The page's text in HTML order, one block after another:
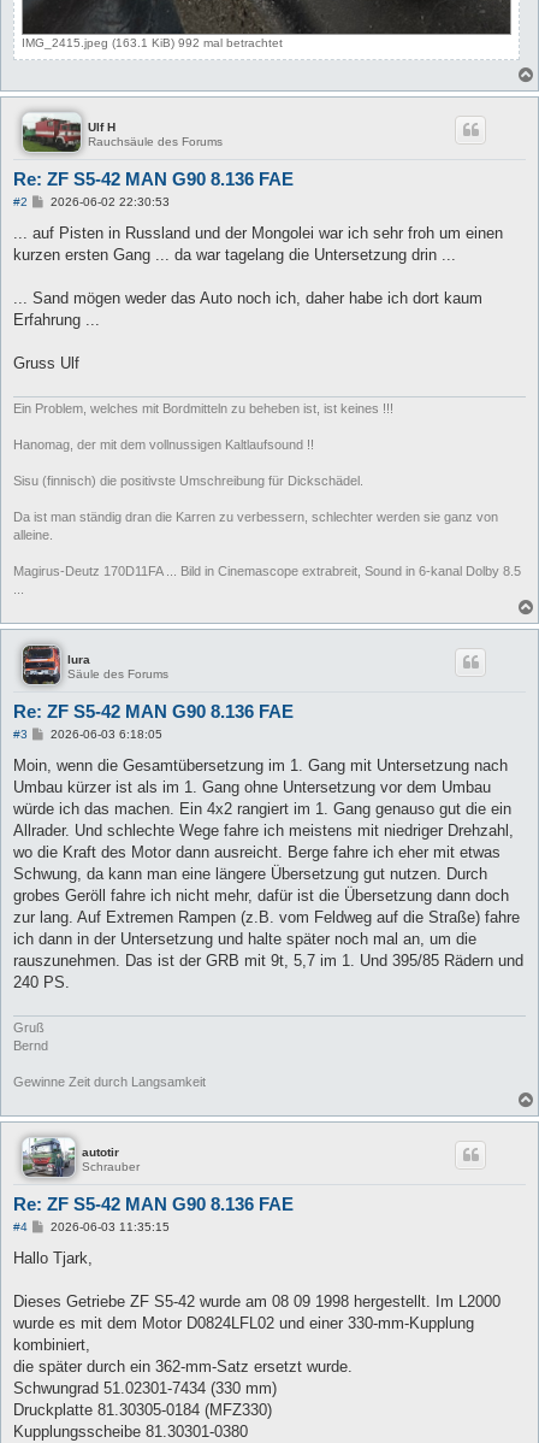
IMG_2415.jpeg (163.1 KiB) 992 mal betrachtet
Ulf H
Rauchsäule des Forums
Re: ZF S5-42 MAN G90 8.136 FAE
#2
B
i
r
2026-06-02 22:30:53
... auf Pisten in Russland und der Mongolei war ich sehr froh um einen
kurzen ersten Gang ... da war tagelang die Untersetzung drin ...
... Sand mögen weder das Auto noch ich, daher habe ich dort kaum
Erfahrung ...
Gruss Ulf
Ein Problem, welches mit Bordmitteln zu beheben ist, ist keines !!!
Hanomag, der mit dem vollnussigen Kaltlaufsound !!
Sisu (finnisch) die positivste Umschreibung für Dickschädel.
Da ist man ständig dran die Karren zu verbessern, schlechter werden sie ganz von
alleine.
Magirus-Deutz 170D11FA ... Bild in Cinemascope extrabreit, Sound in 6-kanal Dolby 8.5
lura
Säule des Forums
Re: ZF S5-42 MAN G90 8.136 FAE
#3
B
i
t
r
a
2026-06-03 6:18:05
Moin, wenn die Gesamtübersetzung im 1. Gang mit Untersetzung nach
Umbau kürzer ist als im 1. Gang ohne Untersetzung vor dem Umbau
würde ich das machen. Ein 4x2 rangiert im 1. Gang genauso gut die ein
Allrader. Und schlechte Wege fahre ich meistens mit niedriger Drehzahl,
wo die Kraft des Motor dann ausreicht. Berge fahre ich eher mit etwas
Schwung, da kann man eine längere Übersetzung gut nutzen. Durch
grobes Geröll fahre ich nicht mehr, dafür ist die Übersetzung dann doch
zur lang. Auf Extremen Rampen (z.B. vom Feldweg auf die Straße) fahre
ich dann in der Untersetzung und halte später noch mal an, um die
rauszunehmen. Das ist der GRB mit 9t, 5,7 im 1. Und 395/85 Rädern und
240 PS.
Gruß
Bernd
Gewinne Zeit durch Langsamkeit
autotir
Schrauber
Re: ZF S5-42 MAN G90 8.136 FAE
#4
B
i
a
2026-06-03 11:35:15
Hallo Tjark,
Dieses Getriebe ZF S5-42 wurde am 08 09 1998 hergestellt. Im L2000
wurde es mit dem Motor D0824LFL02 und einer 330-mm-Kupplung
kombiniert,
die später durch ein 362-mm-Satz ersetzt wurde.
Schwungrad 51.02301-7434 (330 mm)
Druckplatte 81.30305-0184 (MFZ330)
Kupplungsscheibe 81.30301-0380